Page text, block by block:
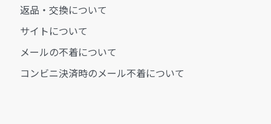
返品・交換について
サイトについて
メールの不着について
コンビニ決済時のメール不着について